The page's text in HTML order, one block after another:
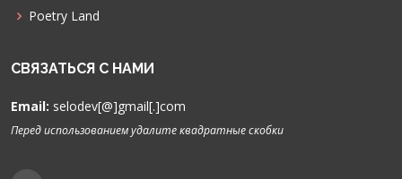
Poetry Land
СВЯЗАТЬСЯ С НАМИ
Email: selodev[@]gmail[.]com
Перед использованием удалите квадратные скобки